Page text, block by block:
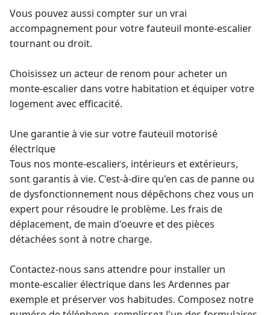
Vous pouvez aussi compter sur un vrai
accompagnement pour votre fauteuil monte-escalier
tournant ou droit.
Choisissez un acteur de renom pour acheter un
monte-escalier dans votre habitation et équiper votre
logement avec efficacité.
Une garantie à viesur votre fauteuil motorisé
électrique
Tous nos monte-escaliers, intérieurs et extérieurs,
sont garantis à vie. C'est-à-dire qu'en cas de panne ou
de dysfonctionnement nous dépêchons chez vous un
expert pour résoudre le problème. Les frais de
déplacement, de main d'oeuvre et des pièces
détachées sont à notre charge.
Contactez-nous sans attendre pour installer un
monte-escalier électriquedans les Ardennes par
exemple et préserver vos habitudes. Composez notre